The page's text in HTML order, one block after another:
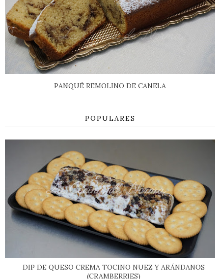
PANQUÉ REMOLINO DE CANELA
POPULARES
DIP DE QUESO CREMA TOCINO NUEZ Y ARÁNDANOS
(CRAMBERRIES)